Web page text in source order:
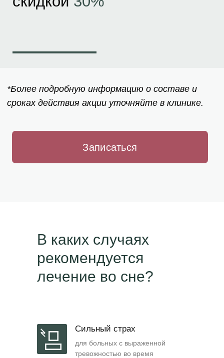
В каких случаях
рекомендуется
лечение во сне?
Сильный страх
для больных с выраженной
тревожностью во время